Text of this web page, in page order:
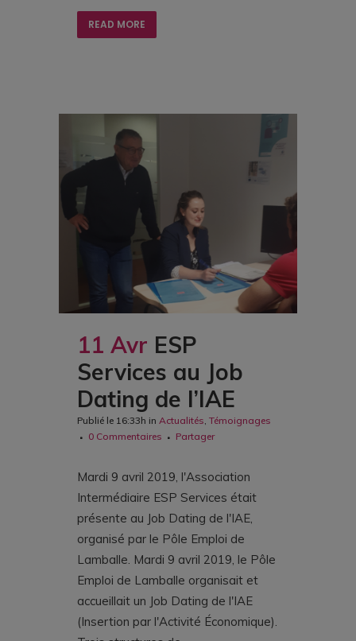
READ MORE
11 Avr ESP
Services au Job
Dating de l’IAE
Publié le 16:33h in Actualités, Témoignages
0 Commentaires
Partager
Mardi 9 avril 2019, l'Association
Intermédiaire ESP Services était
présente au Job Dating de l'IAE,
organisé par le Pôle Emploi de
Lamballe. Mardi 9 avril 2019, le Pôle
Emploi de Lamballe organisait et
accueillait un Job Dating de l'IAE
(Insertion par l'Activité Économique).